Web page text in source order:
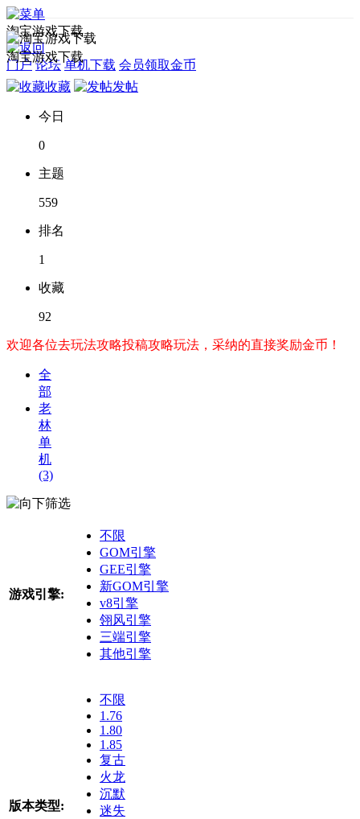
淘宝游戏下载
门户 论坛 单机下载 会员领取金币
淘宝游戏下载
收藏 发帖
今日
0
主题
559
排名
1
收藏
92
欢迎各位去玩法攻略投稿攻略玩法，采纳的直接奖励金币！
全
部
老
林
单
机
(3)
筛选
游戏引擎:
不限
GOM引擎
GEE引擎
新GOM引擎
v8引擎
翎风引擎
三端引擎
其他引擎
版本类型:
不限
1.76
1.80
1.85
复古
火龙
沉默
迷失